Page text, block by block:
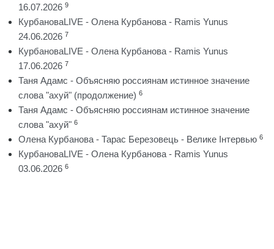
16.07.2026 9
КурбановаLIVE - Олена Курбанова - Ramis Yunus
24.06.2026 7
КурбановаLIVE - Олена Курбанова - Ramis Yunus
17.06.2026 7
Таня Адамс - Объясняю россиянам истинное значение
слова "ахуй" (продолжение) 6
Таня Адамс - Объясняю россиянам истинное значение
слова "ахуй" 6
Олена Курбанова - Тарас Березовець - Велике Інтервью 6
КурбановаLIVE - Олена Курбанова - Ramis Yunus
03.06.2026 6